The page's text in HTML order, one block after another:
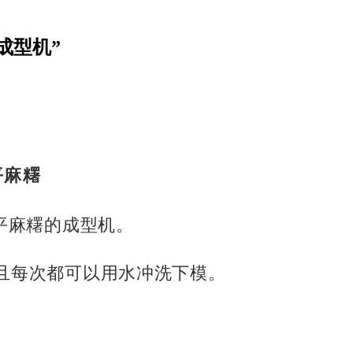
型机”
糬
糬的成型机。
次都可以用水冲洗下模。